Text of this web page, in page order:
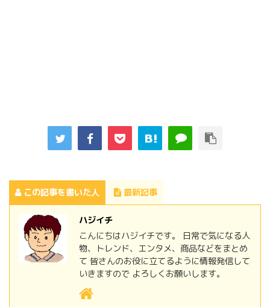
この記事を書いた人 最新記事
ハジイチ
こんにちはハジイチです。 日常で気になる人
物、トレンド、エンタメ、商品などをまとめ
て 皆さんのお役に立てるように情報発信して
いきますので よろしくお願いします。